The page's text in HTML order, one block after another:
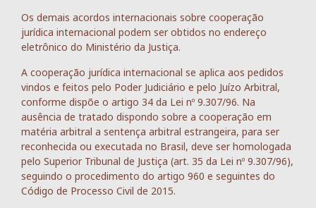
Os demais acordos internacionais sobre cooperação
jurídica internacional podem ser obtidos no endereço
eletrônico do Ministério da Justiça.
A cooperação jurídica internacional se aplica aos pedidos
vindos e feitos pelo Poder Judiciário e pelo Juízo Arbitral,
conforme dispõe o artigo 34 da Lei nº 9.307/96. Na
ausência de tratado dispondo sobre a cooperação em
matéria arbitral a sentença arbitral estrangeira, para ser
reconhecida ou executada no Brasil, deve ser homologada
pelo Superior Tribunal de Justiça (art. 35 da Lei nº 9.307/96),
seguindo o procedimento do artigo 960 e seguintes do
Código de Processo Civil de 2015.